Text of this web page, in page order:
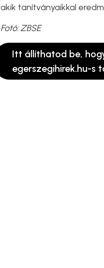
akik tanítványaikkal
Fotó: ZBSE
Itt állíthatod be,
egerszegihirek.hu-s